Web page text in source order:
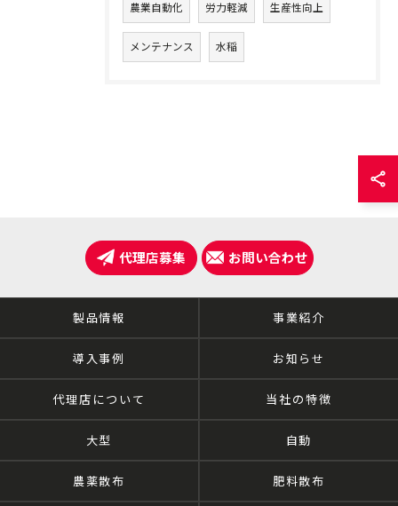
農業自動化 労力軽減 生産性向上
メンテナンス 水稲
代理店募集 お問い合わせ
製品情報 事業紹介
導入事例 お知らせ
代理店について 当社の特徴
大型 自動
農薬散布 肥料散布